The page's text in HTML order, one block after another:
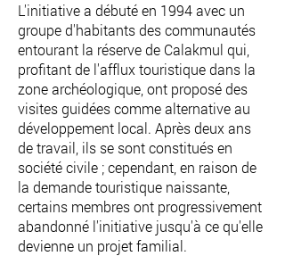
L'initiative a débuté en 1994 avec un
groupe d'habitants des communautés
entourant la réserve de Calakmul qui,
profitant de l'afflux touristique dans la
zone archéologique, ont proposé des
visites guidées comme alternative au
développement local. Après deux ans
de travail, ils se sont constitués en
société civile ; cependant, en raison de
la demande touristique naissante,
certains membres ont progressivement
abandonné l'initiative jusqu'à ce qu'elle
devienne un projet familial.